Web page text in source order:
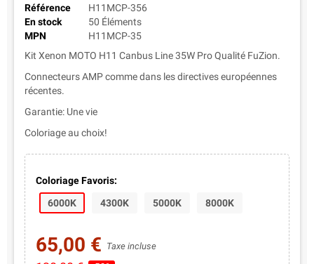
Référence
H11MCP-356
En stock
50 Éléments
MPN
H11MCP-35
Kit Xenon MOTO H11 Canbus Line 35W Pro Qualité FuZion.
Connecteurs AMP comme dans les directives européennes
récentes.
Garantie: Une vie
Coloriage au choix!
Coloriage Favoris:
6000K
4300K 5000K 8000K
65,00 € Taxe incluse